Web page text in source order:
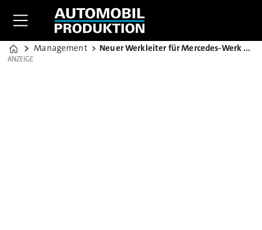
Home
Management Neuer Werkleiter für Mercedes-Werk Bremen
ANZEIGE
ANZEIGE